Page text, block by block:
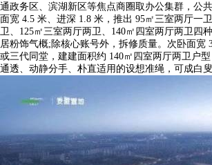
通政务区、滨湖新区等焦点商圈取办公集群，公
面宽 4.5 米、进深 1.8 米，推出 95㎡三室两厅一
卫、125㎡三室两厅两卫、140㎡四室两厅两卫四
居粉饰气概;除核心账号外，拆修质量。次卧面宽
或三代同堂，建建面积约 140㎡四室两厅两卫户
通透、动静分手、朴直适用的设想准绳，可成白